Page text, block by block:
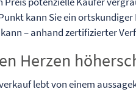
kann Sie ein
– anhand zertifizierter
Herzen
lebt von einem